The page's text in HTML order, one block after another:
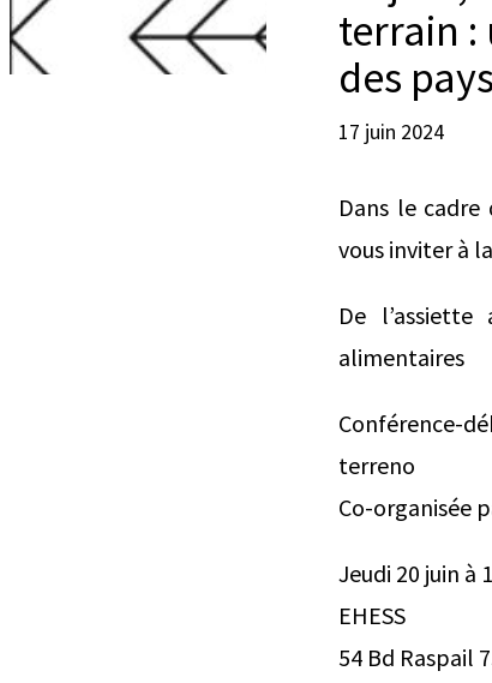
terrain :
des
17 juin 2024
Dans le
vous inviter à
De
alimentaires
Conférence-
terreno
Co-organisée
Jeudi 20 juin à
EHESS
54 Bd Raspail